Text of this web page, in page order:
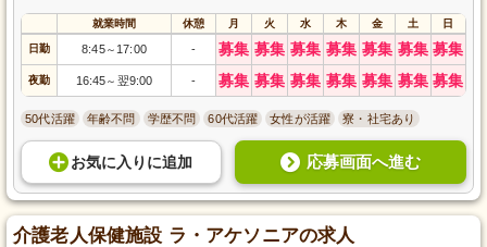
就業時間 休憩 月 火 水 木 金 土 日
日勤 8:45～ 17:00 - 募集 募集 募集 募集 募集 募集 募集
夜勤 16:45～ 翌9:00 - 募集 募集 募集 募集 募集 募集 募集
50代活躍 年齢不問 学歴不問 60代活躍 女性が活躍 寮・社宅あり
お気に入り に追加 応募画面へ進む
介護老人保健施設 ラ・アケソニアの求人